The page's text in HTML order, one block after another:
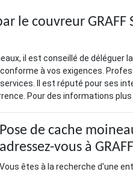
le couvreur
il est conseillé de déléguer
à vos exigences.
services. Il est réputé pour ses
Pour des informations
Pose de cache
adressez-vous à
Vous êtes à la recherche d'une